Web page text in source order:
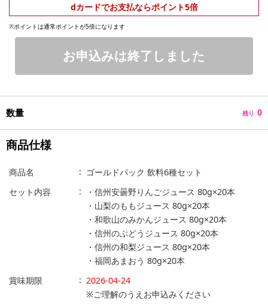
dカードでお支払ならポイント5倍
※ポイントは通常ポイントが5倍になります
お申込みは終了しました
数量 残り 0
商品仕様
商品名
ゴールドパック 飲料6種セット
セット内容
・信州安曇野りんごジュース 80g×20本
・山梨のももジュース 80g×20本
・和歌山のみかんジュース 80g×20本
・信州のぶどうジュース 80g×20本
・信州の和梨ジュース 80g×20本
・福岡あまおう 80g×20本
賞味期限
2026-04-24
※ご理解のうえお申込みください